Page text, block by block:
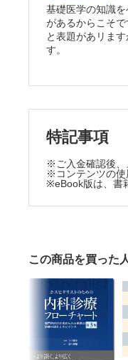
第6章 頸部・上
1．頸椎変性疾
4．上肢の絞扼
2．膝関節の解
3．下肢の神経
4．下肢の動脈
基礎医学の知識
があるからこそ
と表題があリま
す。
特記事項
※ご入金確認後、
※コンテンツの使
※eBook版は、書
この商品を買った